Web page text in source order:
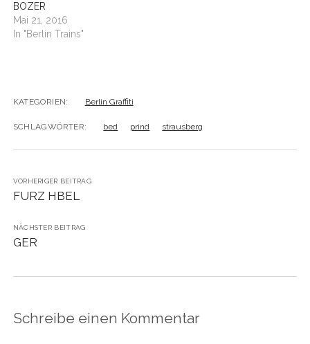
BOZER
Mai 21, 2016
In "Berlin Trains"
KATEGORIEN: Berlin Graffiti
SCHLAGWÖRTER: bed prind strausberg
VORHERIGER BEITRAG
FURZ HBEL
NÄCHSTER BEITRAG
GER
Schreibe einen Kommentar